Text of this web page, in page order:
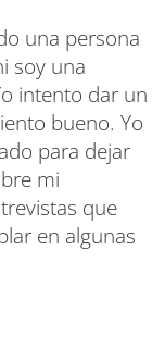
una persona
soy una
intento dar un
bueno. Yo
para dejar
mi
que
en algunas